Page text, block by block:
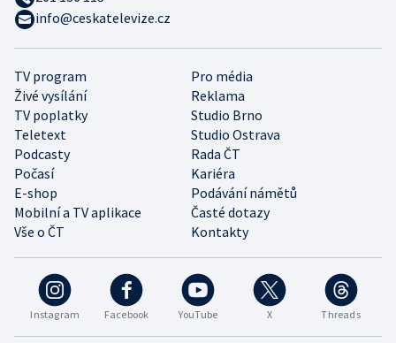
Instagram Facebook YouTube X Threads
TV program
Pro média
Živé vysílání
Reklama
TV poplatky
Studio Brno
Teletext
Studio Ostrava
Podcasty
Rada ČT
Počasí
Kariéra
E-shop
Podávání námětů
Mobilní a TV aplikace
Časté dotazy
Vše o ČT
Kontakty
info@ceskatelevize.cz